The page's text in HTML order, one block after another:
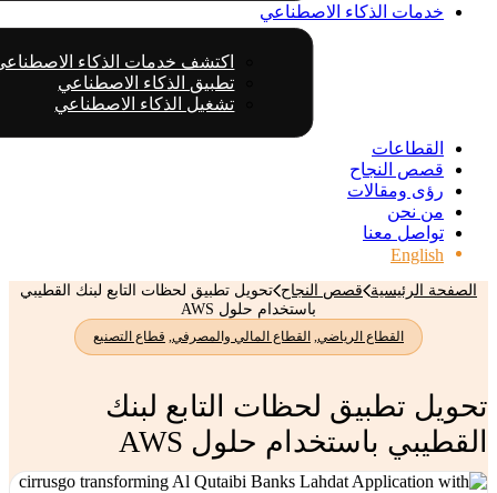
خدمات الذكاء الاصطناعي
اكتشف خدمات الذكاء
تطبيق الذكاء الاصطناعي
تشغيل الذكاء الاصطناعي
القطاعات
قصص النجاح
رؤى ومقالات
من نحن
تواصل معنا
English
الصفحة الرئيسية قصص النجاح تحويل تطبيق لحظات التابع لبنك القطيبي
باستخدام حلول AWS
القطاع الرياضي, القطاع المالي والمصرفي, قطاع التصنيع
تحويل تطبيق لحظات التابع لبنك
القطيبي باستخدام حلول AWS